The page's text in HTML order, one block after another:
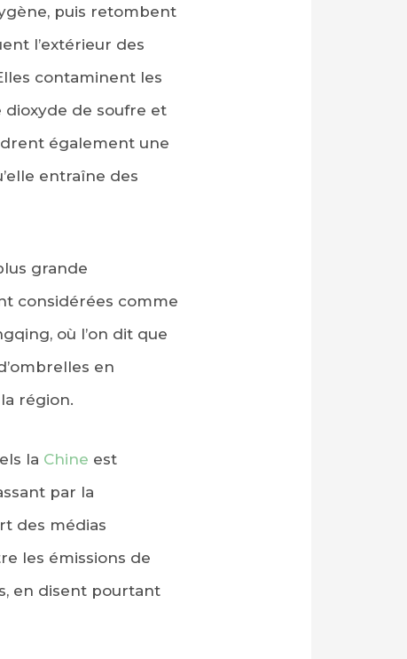
puis retombent
l’extérieur des
contaminent les
de soufre et
également une
entraîne des
grande
considérées comme
où l’on dit que
en
région.
la Chine est
par la
des médias
les émissions de
en disent pourtant